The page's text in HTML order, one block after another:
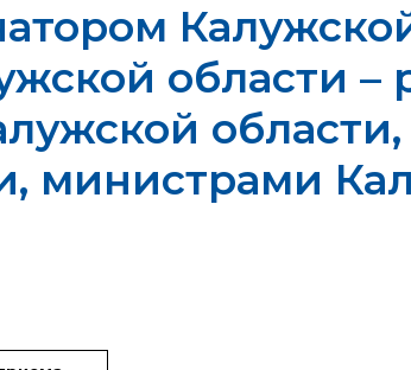
области –
министрами